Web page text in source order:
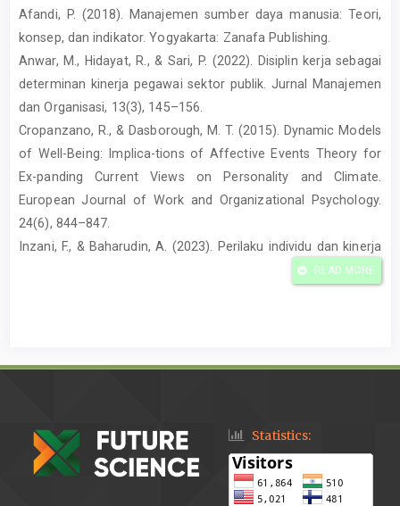
Afandi, P. (2018). Manajemen sumber daya manusia: Teori,
konsep, dan indikator. Yogyakarta: Zanafa Publishing.
Anwar, M., Hidayat, R., & Sari, P. (2022). Disiplin kerja sebagai
determinan kinerja pegawai sektor publik. Jurnal Manajemen
dan Organisasi, 13(3), 145–156.
Cropanzano, R., & Dasborough, M. T. (2015). Dynamic Models
of Well-Being: Implica-tions of Affective Events Theory for
Ex-panding Current Views on Personality and Climate.
European Journal of Work and Organizational Psychology.
24(6), 844–847.
Inzani, F., & Baharudin, A. (2023). Perilaku individu dan kinerja
penyelenggaraan pela-yanan publik. Jurnal Administrasi
employee performance in public organizations. Journal of
Public Admin-istration and Governance, 10(3), 45–58.
https://doi.org/10.5296/jpag.v10i3.
Mangkunegara, A. A. A. P. (2019). Manajemen sumber daya
READ MORE
Statistics: